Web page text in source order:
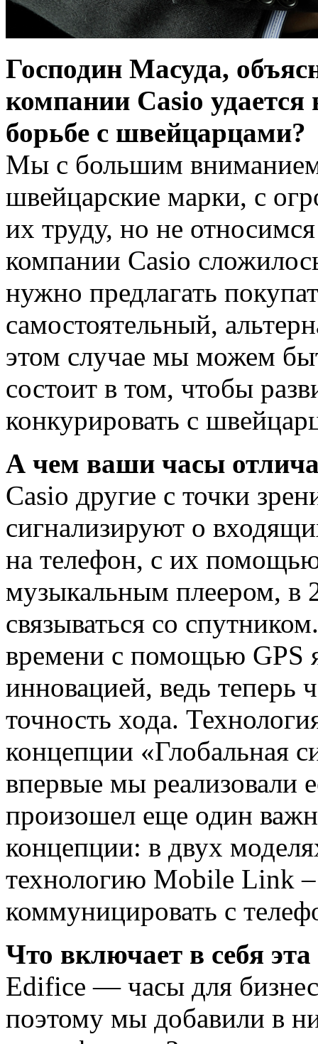
Господин Масуда,
компании Casio
борьбе с швейцарцами?
Мы с большим вниманием
швейцарские марки, с
их труду, но не
компании Casio
нужно предлагать
самостоятельный,
этом случае мы можем
состоит в том, чтобы
конкурировать с
А чем ваши часы
Casio другие с точки
сигнализируют о
на телефон, с их
музыкальным плеером, в
связываться со
времени с помощью GPS
инновацией, ведь теперь
точность хода.
концепции «Глобальная
впервые мы реализовали
произошел еще один
концепции: в двух
технологию Mobile Link
коммуницировать с
Что включает в себя
Edifice — часы для
поэтому мы добавили в